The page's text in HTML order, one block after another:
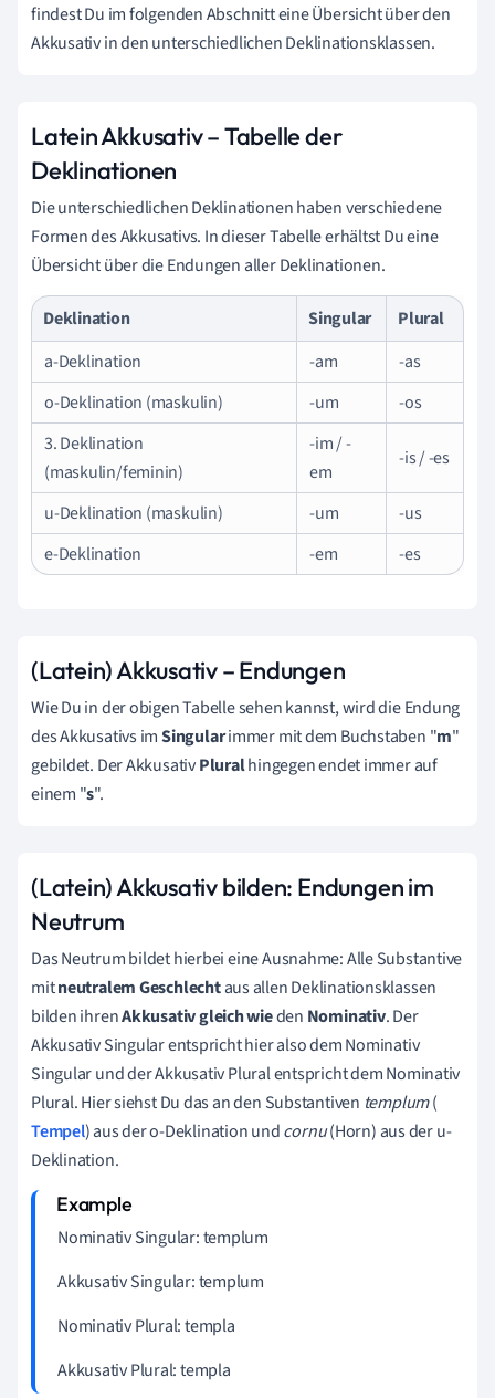
findest Du im folgenden Abschnitt eine Übersicht über den
Akkusativ in den unterschiedlichen Deklinationsklassen.
Latein Akkusativ – Tabelle der
Deklinationen
Die unterschiedlichen Deklinationen haben verschiedene
Formen des Akkusativs. In dieser Tabelle erhältst Du eine
Übersicht über die Endungen aller Deklinationen.
Deklination Singular
Plural
a-Deklination
-am
-as
o-Deklination (maskulin)
-um
-os
3. Deklination
(maskulin/feminin)
-im / -
em
-is / -es
u-Deklination (maskulin) -um
-us
e-Deklination
-em -es
(Latein) Akkusativ – Endungen
Wie Du in der obigen Tabelle sehen kannst, wird die Endung
des Akkusativs imSingularimmer mit dem Buchstaben "m"
gebildet. Der AkkusativPluralhingegen endet immer auf
einem "s".
(Latein) Akkusativ bilden: Endungen im
Neutrum
Das Neutrum bildet hierbei eine Ausnahme: Alle Substantive
mitneutralem Geschlechtaus allen Deklinationsklassen
bilden ihrenAkkusativgleich wieden Nominativ. Der
Akkusativ Singular entspricht hier also dem Nominativ
Singular und der Akkusativ Plural entspricht dem Nominativ
Plural. Hier siehst Du das an den Substantiven templum(
Tempel) aus der o-Deklination undcornu(Horn) aus der u-
Deklination.
Nominativ Singular: templum
Akkusativ Singular: templum
Nominativ Plural: templa
Akkusativ Plural: templa